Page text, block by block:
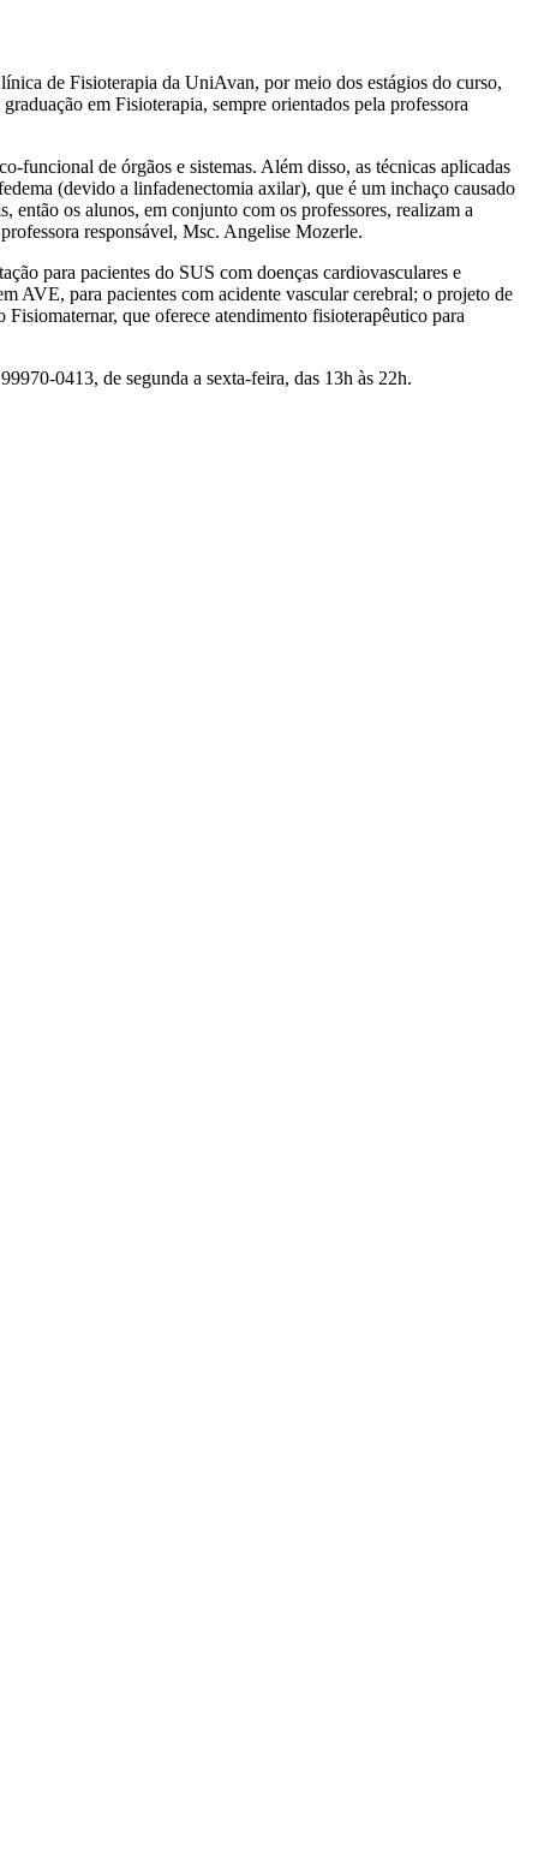
de Fisioterapia da UniAvan, por meio dos estágios do curso,
em Fisioterapia, sempre orientados pela professora
funcional de órgãos e sistemas. Além disso, as técnicas aplicadas
(devido a linfadenectomia axilar), que é um inchaço causado
então os alunos, em conjunto com os professores, realizam a
responsável, Msc. Angelise Mozerle.
para pacientes do SUS com doenças cardiovasculares e
AVE, para pacientes com acidente vascular cerebral; o projeto de
Fisiomaternar, que oferece atendimento fisioterapêutico para
0413, de segunda a sexta-feira, das 13h às 22h.